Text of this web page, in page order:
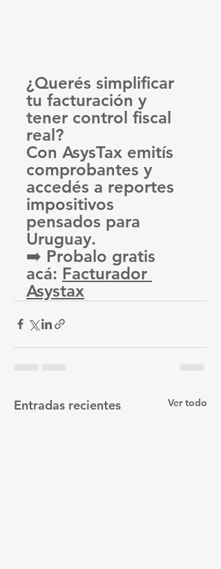
¿Querés simplificar
tu facturación y
tener control fiscal
real?
Con AsysTax emitís
comprobantes y
accedés a reportes
impositivos
pensados para
Uruguay.
➡️ Probalo gratis
acá: Facturador
Asystax
Entradas recientes Ver todo